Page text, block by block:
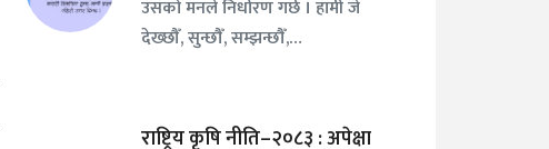
उसको मनले निर्धारण गर्छ । हामी जे
देख्छौँ, सुन्छौँ, सम्झन्छौँ,…
राष्ट्रिय कृषि नीति–२०८३ : अपेक्षा